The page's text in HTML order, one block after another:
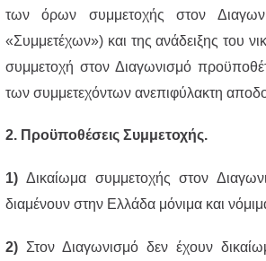
των όρων συμμετοχής στον
«Συμμετέχων») και της ανάδειξης του
συμμετοχή στον Διαγωνισμό
των συμμετεχόντων ανεπιφύλακτη
2. Προϋποθέσεις Συμμετοχής.
1) Δικαίωμα συμμετοχής στον
διαμένουν στην Ελλάδα μόνιμα και
2) Στον Διαγωνισμό δεν έχουν